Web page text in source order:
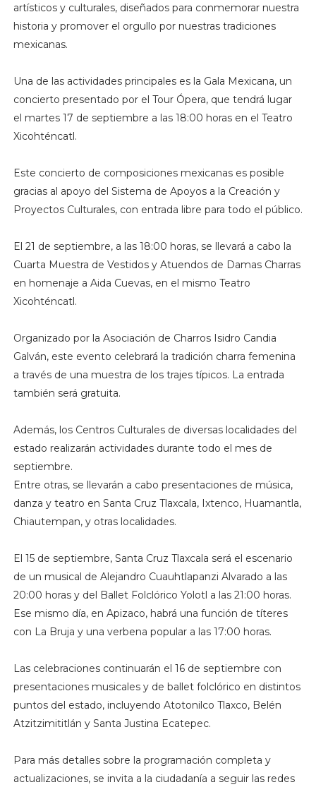
artísticos y culturales, diseñados para conmemorar nuestra
historia y promover el orgullo por nuestras tradiciones
mexicanas.
Una de las actividades principales es la Gala Mexicana, un
concierto presentado por el Tour Ópera, que tendrá lugar
el martes 17 de septiembre a las 18:00 horas en el Teatro
Xicohténcatl.
Este concierto de composiciones mexicanas es posible
gracias al apoyo del Sistema de Apoyos a la Creación y
Proyectos Culturales, con entrada libre para todo el público.
El 21 de septiembre, a las 18:00 horas, se llevará a cabo la
Cuarta Muestra de Vestidos y Atuendos de Damas Charras
en homenaje a Aida Cuevas, en el mismo Teatro
Xicohténcatl.
Organizado por la Asociación de Charros Isidro Candia
Galván, este evento celebrará la tradición charra femenina
a través de una muestra de los trajes típicos. La entrada
también será gratuita.
Además, los Centros Culturales de diversas localidades del
estado realizarán actividades durante todo el mes de
septiembre.
Entre otras, se llevarán a cabo presentaciones de música,
danza y teatro en Santa Cruz Tlaxcala, Ixtenco, Huamantla,
Chiautempan, y otras localidades.
El 15 de septiembre, Santa Cruz Tlaxcala será el escenario
de un musical de Alejandro Cuauhtlapanzi Alvarado a las
20:00 horas y del Ballet Folclórico Yolotl a las 21:00 horas.
Ese mismo día, en Apizaco, habrá una función de títeres
con La Bruja y una verbena popular a las 17:00 horas.
Las celebraciones continuarán el 16 de septiembre con
presentaciones musicales y de ballet folclórico en distintos
puntos del estado, incluyendo Atotonilco Tlaxco, Belén
Atzitzimititlán y Santa Justina Ecatepec.
Para más detalles sobre la programación completa y
actualizaciones, se invita a la ciudadanía a seguir las redes